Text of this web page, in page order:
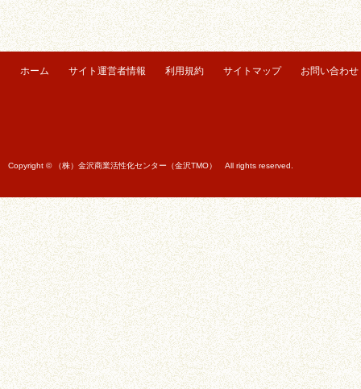
ホーム サイト運営者情報 利用規約 サイトマップ お問い合わせ
Copyright © （株）金沢商業活性化センター（金沢TMO） All rights reserved.